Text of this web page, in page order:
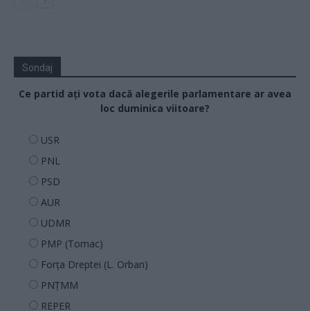
Sondaj
Ce partid ați vota dacă alegerile parlamentare ar avea
loc duminica viitoare?
USR
PNL
PSD
AUR
UDMR
PMP (Tomac)
Forța Dreptei (L. Orban)
PNȚMM
REPER